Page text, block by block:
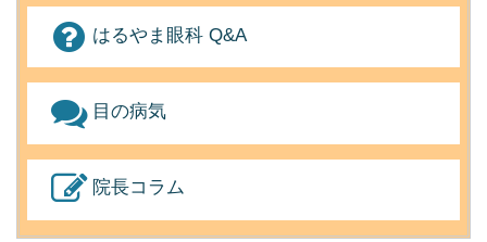
はるやま眼科 Q&A
目の病気
院長コラム